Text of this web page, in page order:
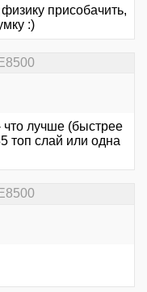
присобачить,
:)
что лучше (быстрее
топ слай или одна